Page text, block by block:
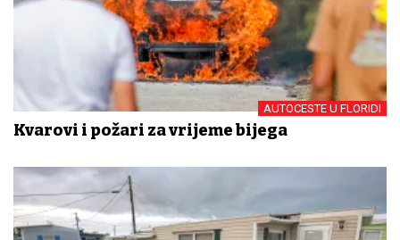
AUTOCESTE U FLORIDI
Kvarovi i požari za vrijeme bijega